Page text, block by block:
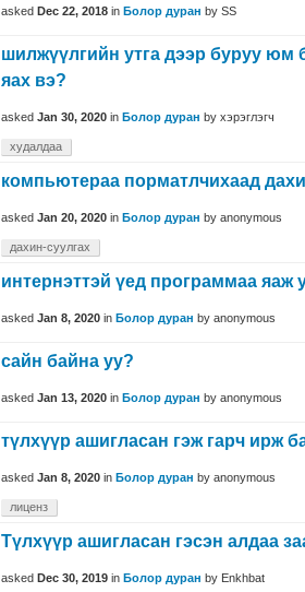
asked Dec 22, 2018 in Болор дуран by SS
шилжүүлгийн утга дээр буруу юм
яах вэ?
asked Jan 30, 2020 in Болор дуран by хэрэглэгч
худалдаа
компьютераа порматлчихаад
asked Jan 20, 2020 in Болор дуран by anonymous
дахин-суулгах
интернэттэй үед программаа яаж
asked Jan 8, 2020 in Болор дуран by anonymous
сайн байна уу?
asked Jan 13, 2020 in Болор дуран by anonymous
түлхүүр ашигласан гэж гарч ирж
asked Jan 8, 2020 in Болор дуран by anonymous
лиценз
Түлхүүр ашигласан гэсэн алдаа
asked Dec 30, 2019 in Болор дуран by Enkhbat